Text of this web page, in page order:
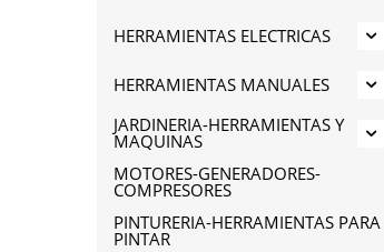
HERRAMIENTAS ELECTRICAS
HERRAMIENTAS MANUALES
JARDINERIA-HERRAMIENTAS Y
MAQUINAS
MOTORES-GENERADORES-
COMPRESORES
PINTURERIA-HERRAMIENTAS PARA
PINTAR